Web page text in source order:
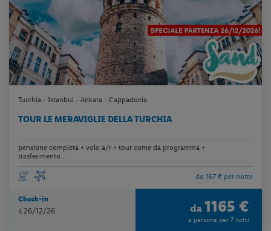
Turchia - Istanbul - Ankara - Cappadocia
TOUR LE MERAVIGLIE DELLA TURCHIA
pensione completa + volo a/r + tour come da programma +
trasferimento...
da 167 € per notte
Check-in
il 26/12/26 da 1165 €
a persona per 7 notti